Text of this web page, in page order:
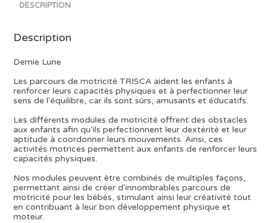
DESCRIPTION
Description
Demie Lune
Les parcours de motricité TRISCA aident les enfants à
renforcer leurs capacités physiques et à perfectionner leur
sens de l'équilibre, car ils sont sûrs, amusants et éducatifs.
Les différents modules de motricité offrent des obstacles
aux enfants afin qu'ils perfectionnent leur dextérité et leur
aptitude à coordonner leurs mouvements. Ainsi, ces
activités motrices permettent aux enfants de renforcer leurs
capacités physiques.
Nos modules peuvent être combinés de multiples façons,
permettant ainsi de créer d'innombrables parcours de
motricité pour les bébés, stimulant ainsi leur créativité tout
en contribuant à leur bon développement physique et
moteur.